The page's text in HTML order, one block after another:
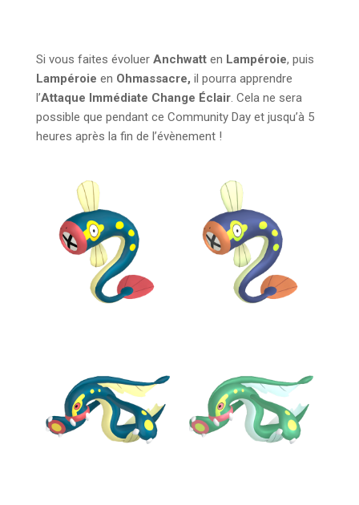
Si vous faites évoluer Anchwatt en Lampéroie, puis
Lampéroie en Ohmassacre, il pourra apprendre
l’Attaque Immédiate Change Éclair. Cela ne sera
possible que pendant ce Community Day et jusqu’à 5
heures après la fin de l’évènement !